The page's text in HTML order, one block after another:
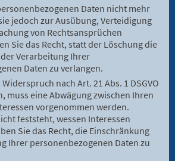
Daten nicht mehr
jedoch zur Ausübung, Verteidigung
von Rechtsansprüchen
Sie das Recht, statt der Löschung die
Verarbeitung Ihrer
Daten zu verlangen.
nach Art. 21 Abs. 1 DSGVO
muss eine Abwägung zwischen Ihren
vorgenommen werden.
feststeht, wessen Interessen
Sie das Recht, die Einschränkung
Ihrer personenbezogenen Daten zu